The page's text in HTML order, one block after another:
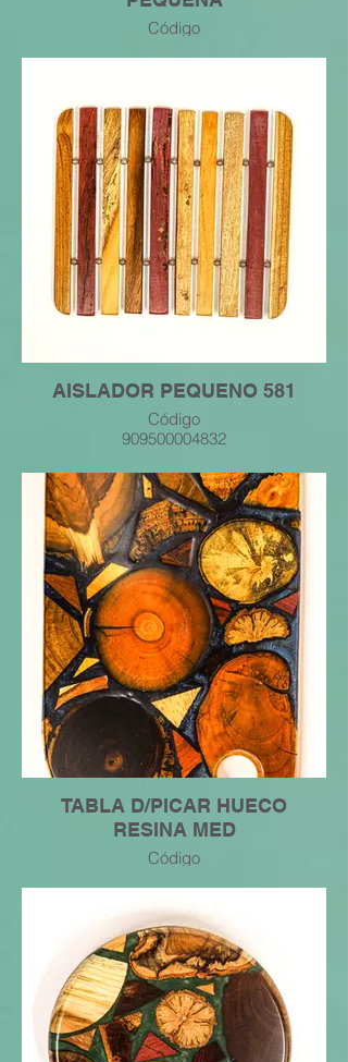
Código
AISLADOR PEQUENO 581
Código
909500004832
TABLA D/PICAR HUECO
RESINA MED
Código